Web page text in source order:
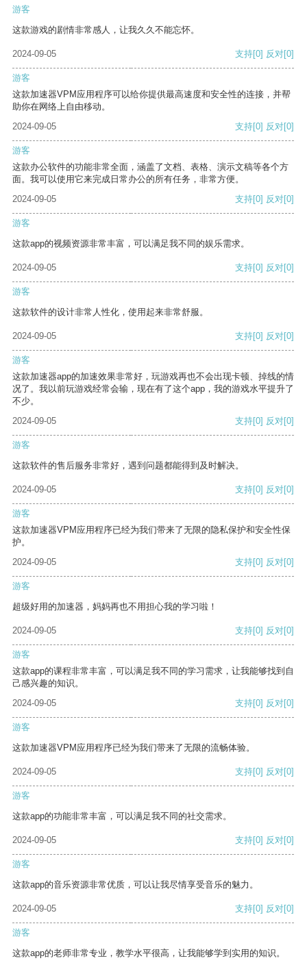
游客
这款游戏的剧情非常感人，让我久久不能忘怀。
2024-09-05 支持[0] 反对[0]
游客
这款加速器VPM应用程序可以给你提供最高速度和安全性的连接，并帮
助你在网络上自由移动。
2024-09-05
支持[0] 反对[0]
游客
这款办公软件的功能非常全面，涵盖了文档、表格、演示文稿等各个方
面。我可以使用它来完成日常办公的所有任务，非常方便。
2024-09-05
支持[0] 反对[0]
游客
这款app的视频资源非常丰富，可以满足我不同的娱乐需求。
2024-09-05 支持[0] 反对[0]
游客
这款软件的设计非常人性化，使用起来非常舒服。
2024-09-05 支持[0] 反对[0]
游客
这款加速器app的加速效果非常好，玩游戏再也不会出现卡顿、掉线的情
况了。我以前玩游戏经常会输，现在有了这个app，我的游戏水平提升了
不少。
2024-09-05
支持[0] 反对[0]
游客
这款软件的售后服务非常好，遇到问题都能得到及时解决。
2024-09-05 支持[0] 反对[0]
游客
这款加速器VPM应用程序已经为我们带来了无限的隐私保护和安全性保
护。
2024-09-05
支持[0] 反对[0]
游客
超级好用的加速器，妈妈再也不用担心我的学习啦！
2024-09-05 支持[0] 反对[0]
游客
这款app的课程非常丰富，可以满足我不同的学习需求，让我能够找到自
己感兴趣的知识。
2024-09-05
支持[0] 反对[0]
游客
这款加速器VPM应用程序已经为我们带来了无限的流畅体验。
2024-09-05 支持[0] 反对[0]
游客
这款app的功能非常丰富，可以满足我不同的社交需求。
2024-09-05 支持[0] 反对[0]
游客
这款app的音乐资源非常优质，可以让我尽情享受音乐的魅力。
2024-09-05 支持[0] 反对[0]
游客
这款app的老师非常专业，教学水平很高，让我能够学到实用的知识。